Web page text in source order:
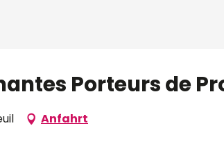
Porteurs de
Anfahrt